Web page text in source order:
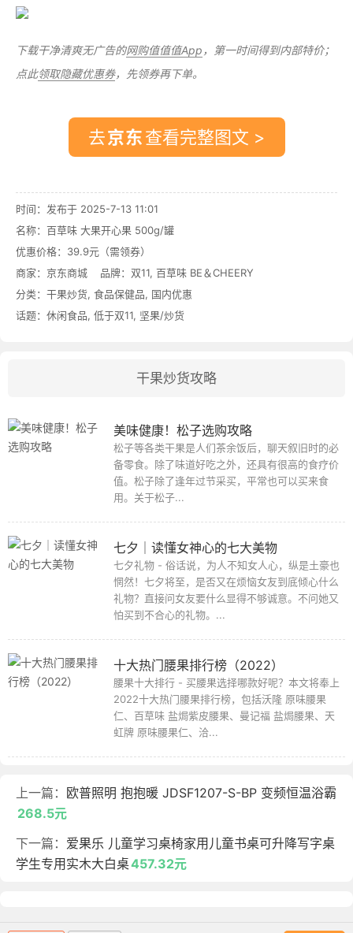
下载干净清爽无广告的网购值值值App ，第一时间得到内部特价；
点此领取隐藏优惠券，先领券再下单。
去 查看完整图文 >
时间：发布于 2025-7-13 11:01
名称： 百草味 大果开心果 500g/罐
优惠价格： 39.9元（需领券）
商家： 京东商城 品牌： 双11, 百草味 BE＆CHEERY
分类： 干果炒货, 食品保健品, 国内优惠
话题： 休闲食品, 低于双11, 坚果/炒货
干果炒货攻略
美味健康！松子选购攻略
松子等各类干果是人们茶余饭后，聊天叙旧时的必
备零食。除了味道好吃之外，还具有很高的食疗价
值。松子除了逢年过节采买，平常也可以买来食
用。关于松子...
七夕│读懂女神心的七大美物
七夕礼物 - 俗话说，为人不知女人心，纵是土豪也
惘然！七夕将至，是否又在烦恼女友到底倾心什么
礼物？直接问女友要什么显得不够诚意。不问她又
怕买到不合心的礼物。...
十大热门腰果排行榜（2022）
腰果十大排行 - 买腰果选择哪款好呢？本文将奉上
2022十大热门腰果排行榜，包括沃隆 原味腰果
仁、百草味 盐焗紫皮腰果、曼记福 盐焗腰果、天
虹牌 原味腰果仁、洽...
上一篇： 欧普照明 抱抱暖 JDSF1207-S-BP 变频恒温浴霸
268.5元
下一篇： 爱果乐 儿童学习桌椅家用儿童书桌可升降写字桌
学生专用实木大白桌457.32元